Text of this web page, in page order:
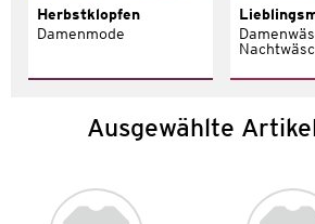
Herbstklopfen
Damenmode
Ausgewählte